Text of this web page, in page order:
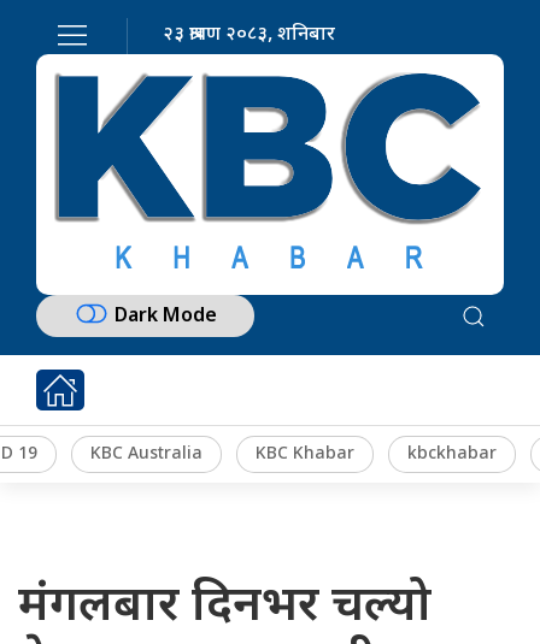
२३ श्रावण २०८३, शनिबार
Dark Mode
19 KBC Australia KBC Khabar kbckhabar
मंगलबार दिनभर चल्यो